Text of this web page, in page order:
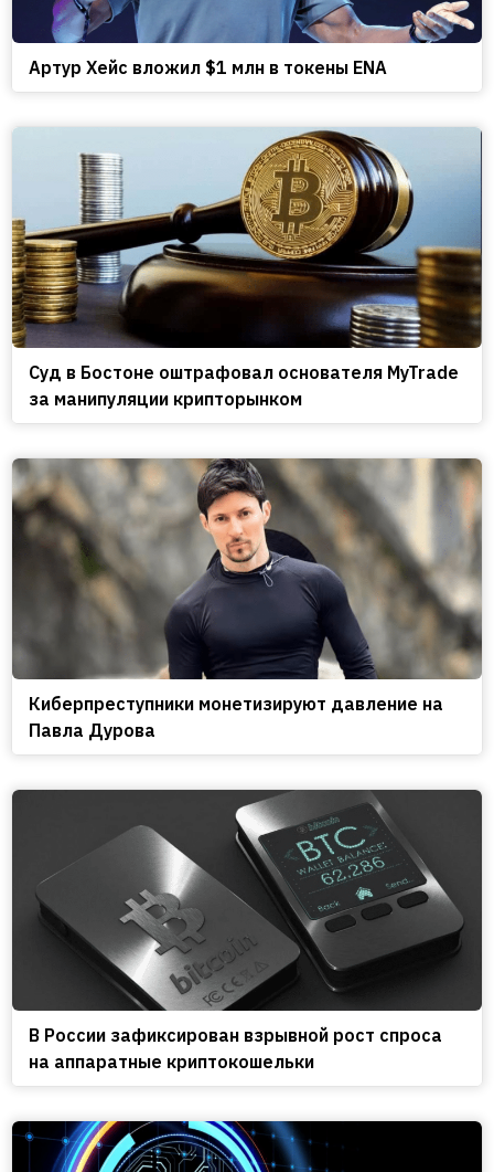
Артур Хейс вложил $1 млн в токены ENA
Cуд в Бостоне оштрафовал основателя MyTrade
за манипуляции крипторынком
Киберпреступники монетизируют давление на
Павла Дурова
В России зафиксирован взрывной рост спроса
на аппаратные криптокошельки